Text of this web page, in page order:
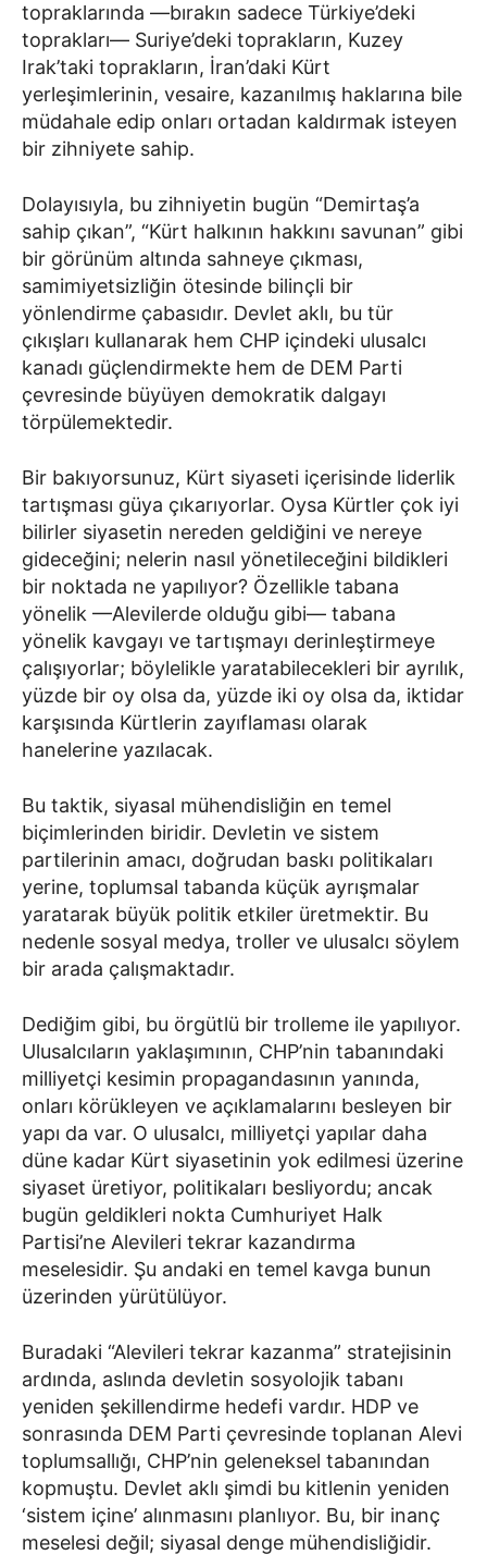
topraklarında —bırakın sadece Türkiye’deki
toprakları— Suriye’deki toprakların, Kuzey
Irak’taki toprakların, İran’daki Kürt
yerleşimlerinin, vesaire, kazanılmış haklarına bile
müdahale edip onları ortadan kaldırmak isteyen
bir zihniyete sahip.
Dolayısıyla, bu zihniyetin bugün “Demirtaş’a
sahip çıkan”, “Kürt halkının hakkını savunan” gibi
bir görünüm altında sahneye çıkması,
samimiyetsizliğin ötesinde bilinçli bir
yönlendirme çabasıdır. Devlet aklı, bu tür
çıkışları kullanarak hem CHP içindeki ulusalcı
kanadı güçlendirmekte hem de DEM Parti
çevresinde büyüyen demokratik dalgayı
törpülemektedir.
Bir bakıyorsunuz, Kürt siyaseti içerisinde liderlik
tartışması güya çıkarıyorlar. Oysa Kürtler çok iyi
bilirler siyasetin nereden geldiğini ve nereye
gideceğini; nelerin nasıl yönetileceğini bildikleri
bir noktada ne yapılıyor? Özellikle tabana
yönelik —Alevilerde olduğu gibi— tabana
yönelik kavgayı ve tartışmayı derinleştirmeye
çalışıyorlar; böylelikle yaratabilecekleri bir ayrılık,
yüzde bir oy olsa da, yüzde iki oy olsa da, iktidar
karşısında Kürtlerin zayıflaması olarak
hanelerine yazılacak.
Bu taktik, siyasal mühendisliğin en temel
biçimlerinden biridir. Devletin ve sistem
partilerinin amacı, doğrudan baskı politikaları
yerine, toplumsal tabanda küçük ayrışmalar
yaratarak büyük politik etkiler üretmektir. Bu
nedenle sosyal medya, troller ve ulusalcı söylem
bir arada çalışmaktadır.
Dediğim gibi, bu örgütlü bir trolleme ile yapılıyor.
Ulusalcıların yaklaşımının, CHP’nin tabanındaki
milliyetçi kesimin propagandasının yanında,
onları körükleyen ve açıklamalarını besleyen bir
yapı da var. O ulusalcı, milliyetçi yapılar daha
düne kadar Kürt siyasetinin yok edilmesi üzerine
siyaset üretiyor, politikaları besliyordu; ancak
bugün geldikleri nokta Cumhuriyet Halk
Partisi’ne Alevileri tekrar kazandırma
meselesidir. Şu andaki en temel kavga bunun
üzerinden yürütülüyor.
Buradaki “Alevileri tekrar kazanma” stratejisinin
ardında, aslında devletin sosyolojik tabanı
yeniden şekillendirme hedefi vardır. HDP ve
sonrasında DEM Parti çevresinde toplanan Alevi
toplumsallığı, CHP’nin geleneksel tabanından
kopmuştu. Devlet aklı şimdi bu kitlenin yeniden
‘sistem içine’ alınmasını planlıyor. Bu, bir inanç
meselesi değil; siyasal denge mühendisliğidir.